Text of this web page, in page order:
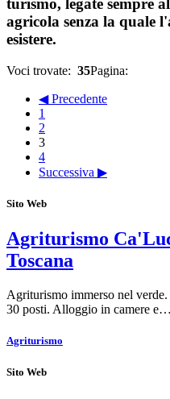
turismo, legate sempre
agricola senza la quale
esistere.
Voci trovate: 35Pagina:
◀ Precedente
1
2
3
4
Successiva ▶
Sito Web
Agriturismo
Toscana
Agriturismo immerso nel
30 posti. Alloggio in camere e…
Agriturismo
Sito Web